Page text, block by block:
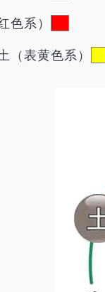
色系）
（表黄色系）